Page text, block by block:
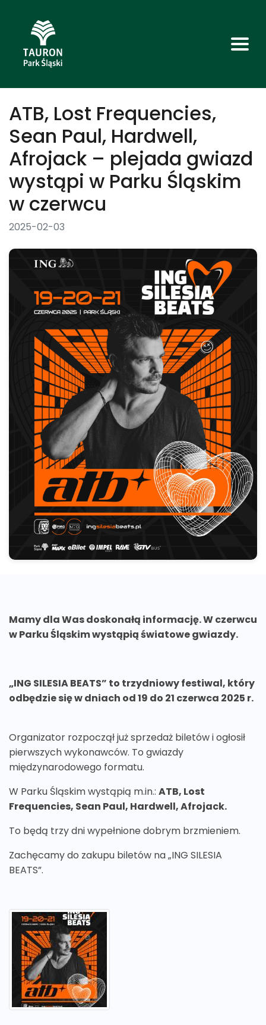
ATB, Lost Frequencies,
Sean Paul, Hardwell,
Afrojack – plejada gwiazd
wystąpi w Parku Śląskim
w czerwcu
2025-02-03
Mamy dla Was doskonałą informację. W czerwcu
w Parku Śląskim wystąpią światowe gwiazdy.
„ING SILESIA BEATS” to trzydniowy festiwal, który
odbędzie się w dniach od 19 do 21 czerwca 2025 r.
Organizator rozpoczął już sprzedaż biletów i ogłosił
pierwszych wykonawców. To gwiazdy
międzynarodowego formatu.
W Parku Śląskim wystąpią m.in.: ATB, Lost
Frequencies, Sean Paul, Hardwell, Afrojack.
To będą trzy dni wypełnione dobrym brzmieniem.
Zachęcamy do zakupu biletów na „ING SILESIA
BEATS”.